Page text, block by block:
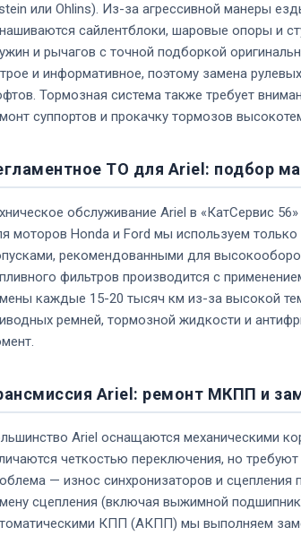
или Ohlins). Из-за агрессивной манеры
сайлентблоки, шаровые опоры и
и рычагов с точной подборкой
и информативное, поэтому замена
Тормозная система также требует
суппортов и прокачку тормозов
ТО для Ariel: подбор
обслуживание Ariel в «КатСервис
моторов Honda и Ford мы используем только
рекомендованными для
фильтров производится с
каждые 15-20 тысяч км из-за высокой
ремней, тормозной жидкости и
Ariel: ремонт МКПП и
Ariel оснащаются механическими
четкостью переключения, но
— износ синхронизаторов и сцепления
сцепления (включая выжимной
КПП (АКПП) мы выполняем